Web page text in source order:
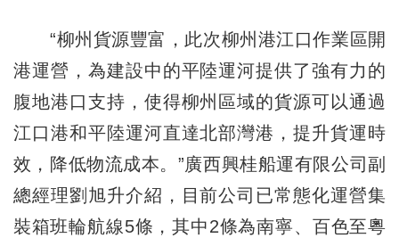
“柳州貨源豐富，此次柳州港江口作業區開
港運營，為建設中的平陸運河提供了強有力的
腹地港口支持，使得柳州區域的貨源可以通過
江口港和平陸運河直達北部灣港，提升貨運時
效，降低物流成本。”廣西興桂船運有限公司副
總經理劉旭升介紹，目前公司已常態化運營集
裝箱班輪航線5條，其中2條為南寧、百色至粵